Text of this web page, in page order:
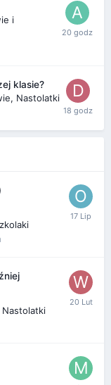
i
klasie?
Nastolatki